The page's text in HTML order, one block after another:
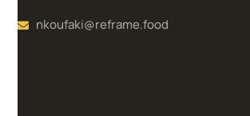
nkoufaki@reframe.food